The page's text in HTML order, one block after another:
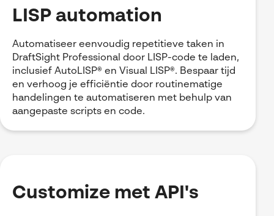
LISP automation
Automatiseer eenvoudig repetitieve taken in
DraftSight Professional door LISP-code te laden,
inclusief AutoLISP® en Visual LISP®. Bespaar tijd
en verhoog je efficiëntie door routinematige
handelingen te automatiseren met behulp van
aangepaste scripts en code.
Customize met API's